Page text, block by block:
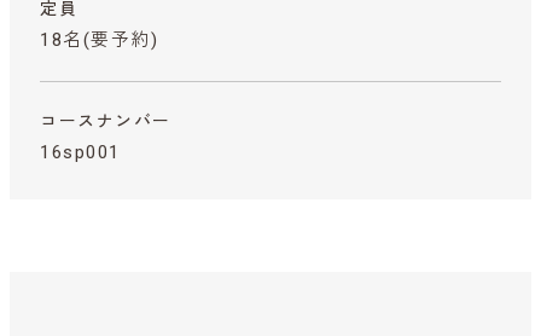
定員
18名(要予約)
コースナンバー
16sp001